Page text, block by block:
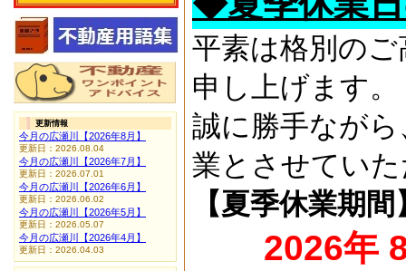
平素は格別の
申し上げます。
誠に勝手なが
業とさせてい
【夏季休業期間
2026年
更新情報
今月の広瀬川【2026年8月】
更新日：2026.08.04
今月の広瀬川【2026年7月】
更新日：2026.07.01
今月の広瀬川【2026年6月】
更新日：2026.06.02
今月の広瀬川【2026年5月】
更新日：2026.05.07
今月の広瀬川【2026年4月】
更新日：2026.04.03